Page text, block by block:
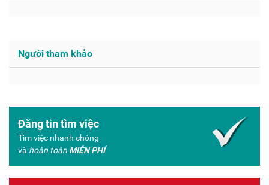
Người tham khảo
Đăng tin tìm việc
Tìm việc nhanh chóng
và hoàn toàn MIỄN PHÍ